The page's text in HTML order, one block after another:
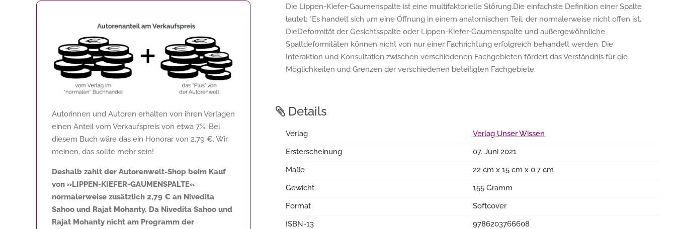
Autorinnen und Autoren erhalten von ihren Verlagen
einen Anteil vom Verkaufspreis von etwa 7%. Bei
diesem Buch wäre das ein Honorar von 2,79 €. Wir
meinen, das sollte mehr sein!
Deshalb zahlt der Autorenwelt-Shop beim Kauf
von »LIPPEN-KIEFER-GAUMENSPALTE«
normalerweise zusätzlich 2,79 € an Nivedita
Sahoo und Rajat Mohanty. Da Nivedita Sahoo und
Rajat Mohanty nicht am Programm der
Die Lippen-Kiefer-Gaumenspalte ist eine multifaktorielle Störung.Die einfachste Definition einer Spalte
lautet: "Es handelt sich um eine Öffnung in einem anatomischen Teil, der normalerweise nicht offen ist.
DieDeformität der Gesichtsspalte oder Lippen-Kiefer-Gaumenspalte und außergewöhnliche
Spaltdeformitäten können nicht von nur einer Fachrichtung erfolgreich behandelt werden. Die
Interaktion und Konsultation zwischen verschiedenen Fachgebieten fördert das Verständnis für die
Möglichkeiten und Grenzen der verschiedenen beteiligten Fachgebiete.
Details
Verlag
Verlag Unser Wissen
Ersterscheinung
07. Juni 2021
Maße
22 cm x 15 cm x 0.7 cm
Gewicht
155 Gramm
Format
Softcover
ISBN-13
9786203766608